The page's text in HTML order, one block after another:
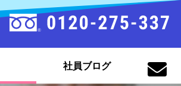
社員ブログ